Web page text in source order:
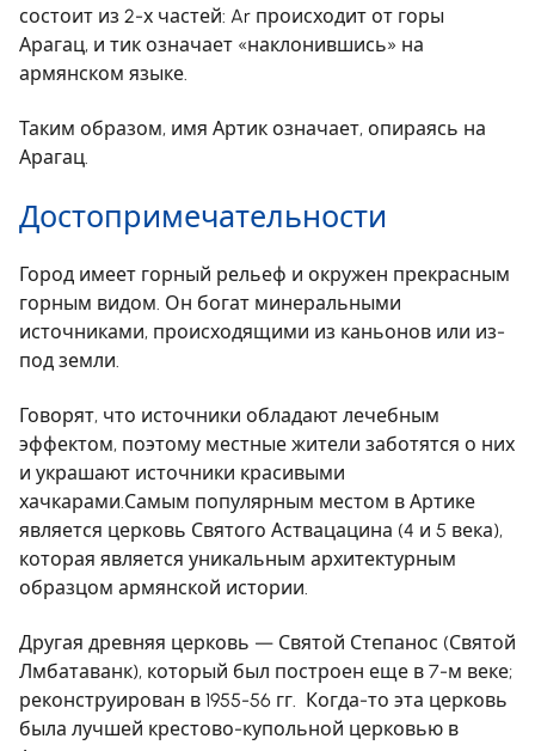
состоит из 2-х частей: Ar происходит от горы
Арагац, и тик означает «наклонившись» на
армянском языке.
Таким образом, имя Артик означает, опираясь на
Арагац.
Достопримечательности
Город имеет горный рельеф и окружен прекрасным
горным видом. Он богат минеральными
источниками, происходящими из каньонов или из-
под земли.
Говорят, что источники обладают лечебным
эффектом, поэтому местные жители заботятся о них
и украшают источники красивыми
хачкарами.Самым популярным местом в Артике
является церковь Святого Аствацацина (4 и 5 века),
которая является уникальным архитектурным
образцом армянской истории.
Другая древняя церковь — Святой Степанос (Святой
Лмбатаванк), который был построен еще в 7-м веке;
реконструирован в 1955-56 гг. Когда-то эта церковь
была лучшей крестово-купольной церковью в